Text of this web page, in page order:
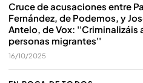
Cruce de acusaciones entre
Fernández, de Podemos, y
Antelo, de Vox: ''Criminalizáis
personas migrantes''
16/10/2025